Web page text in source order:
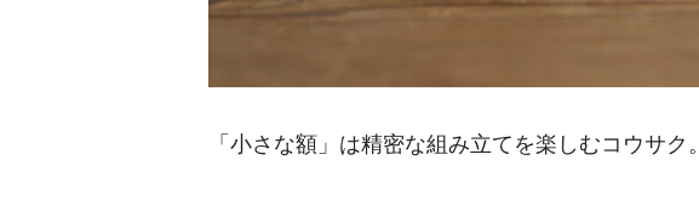
「小さな額」は精密な組み立てを楽しむコウサク。